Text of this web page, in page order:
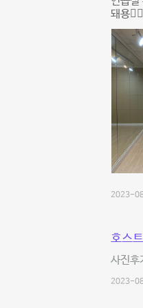
돼용
2023-
호스
사진후
2023-